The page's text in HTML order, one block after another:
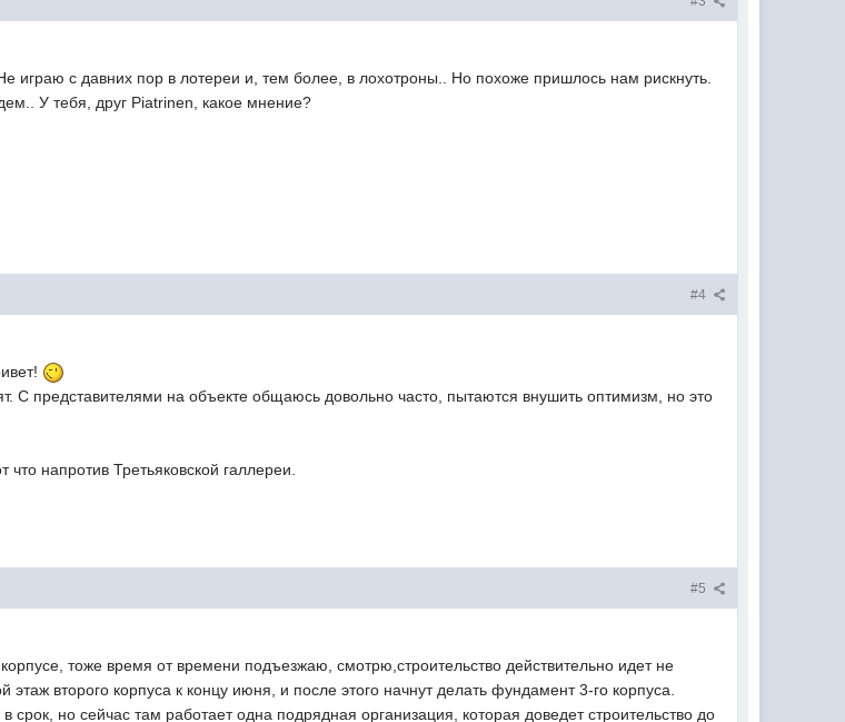
играю с давних пор в лотереи и, тем более, в лохотроны.. Но похоже пришлось нам рискнуть.
У тебя, друг Piatrinen, какое мнение?
#4
С представителями на объекте общаюсь довольно часто, пытаются внушить оптимизм, но это
напротив Третьяковской галлереи.
#5
тоже время от времени подъезжаю, смотрю,строительство действительно идет не
второго корпуса к концу июня, и после этого начнут делать фундамент 3-го корпуса.
срок, но сейчас там работает одна подрядная организация, которая доведет строительство до